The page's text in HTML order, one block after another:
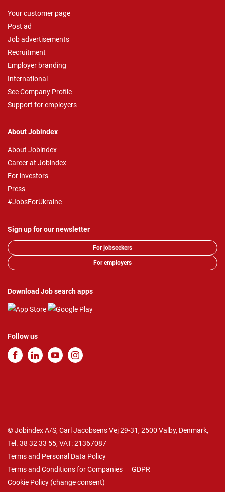
Your customer page
Post ad
Job advertisements
Recruitment
Employer branding
International
See Company Profile
Support for employers
About Jobindex
About Jobindex
Career at Jobindex
For investors
Press
#JobsForUkraine
Sign up for our newsletter
For jobseekers
For employers
Download Job search apps
Follow us
© Jobindex A/S, Carl Jacobsens Vej 29-31, 2500 Valby, Denmark,
Tel. 38 32 33 55, VAT: 21367087
Terms and Personal Data Policy
Terms and Conditions for Companies
GDPR
Cookie Policy (change consent)